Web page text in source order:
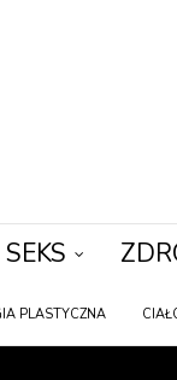
SEKS
PLASTYCZNA